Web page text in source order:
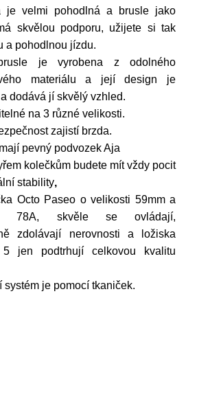
je velmi pohodlná a brusle jako
skvělou podporu, užijete si tak
a pohodlnou jízdu.
je vyrobena z odolného
materiálu a její design je
dodává jí skvělý vzhled.
na 3 různé velikosti.
zajistí brzda.
pevný podvozek Aja
kolečkům budete mít vždy pocit
stability,
Octo Paseo o velikosti 59mm a
78A, skvěle se ovládají,
zdolávají nerovnosti a ložiska
jen podtrhují celkovou kvalitu
systém je pomocí tkaniček.